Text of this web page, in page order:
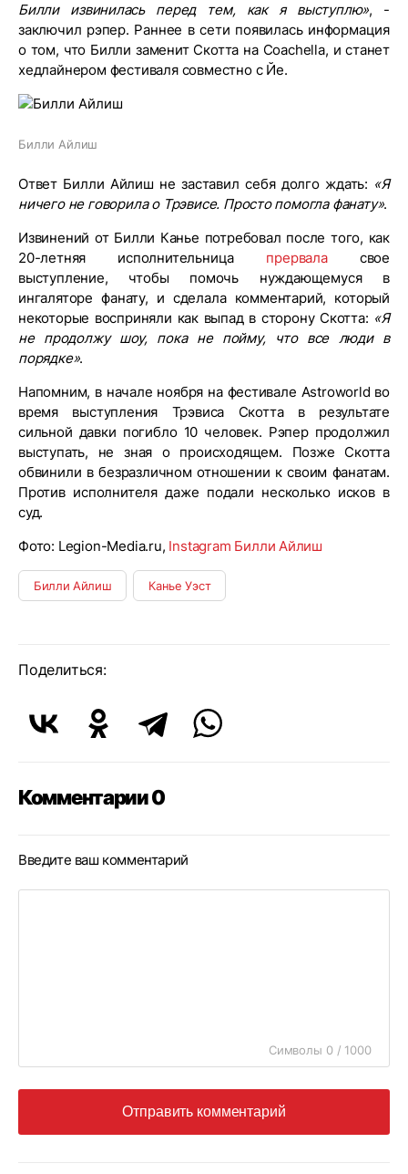
Билли извинилась перед тем, как я выступлю», -
заключил рэпер. Раннее в сети появилась информация
о том, что Билли заменит Скотта на Coachella, и станет
хедлайнером фестиваля совместно с Йе.
Билли Айлиш
Ответ Билли Айлиш не заставил себя долго ждать: «Я
ничего не говорила о Трэвисе. Просто помогла фанату».
Извинений от Билли Канье потребовал после того, как
20-летняя исполнительница прерваласвое
выступление, чтобы помочь нуждающемуся в
ингаляторе фанату, и сделала комментарий, который
некоторые восприняли как выпад в сторону Скотта: «Я
не продолжу шоу, пока не пойму, что все люди в
порядке».
Напомним, в начале ноября на фестивале Astroworld во
время выступления Трэвиса Скотта в результате
сильной давки погибло 10 человек. Рэпер продолжил
выступать, не зная о происходящем. Позже Скотта
обвинили в безразличном отношении к своим фанатам.
Против исполнителя даже подали несколько исков в
суд.
Фото: Legion-Media.ru, Instagram Билли Айлиш
Билли Айлиш Канье Уэст
Поделиться:
Комментарии 0
Введите ваш комментарий
Символы 0 / 1000
Отправить комментарий